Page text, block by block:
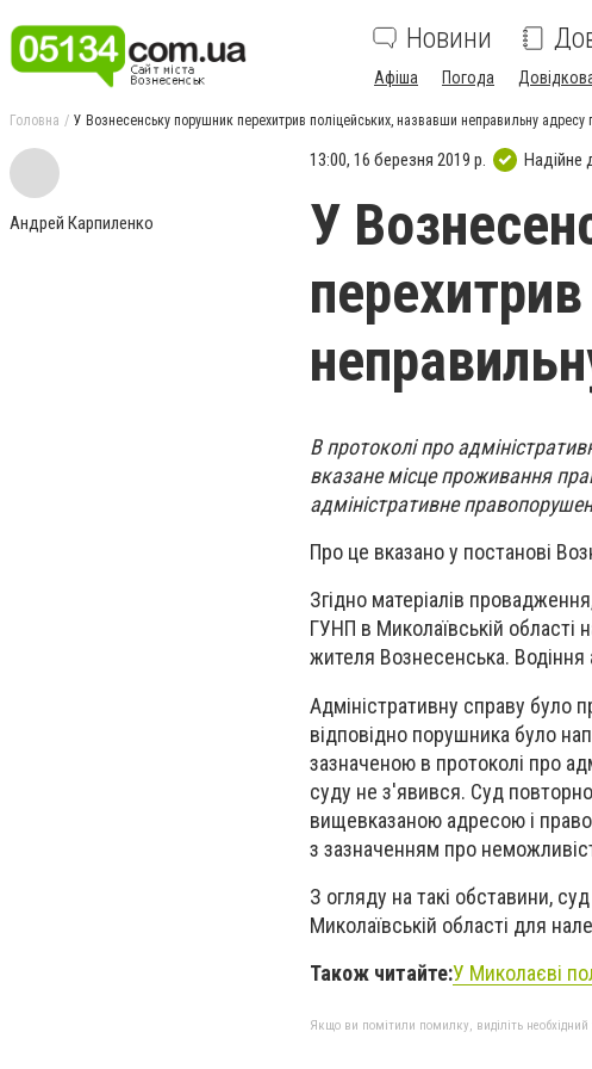
Новини
Афіша Погода
Головна У Вознесенську порушник перехитрив поліцейських, назвавши неправильну адресу
Андрей Карпиленко
13:00, 16 березня 2019 р. Надійне
У
В протоколі про
вказане місце проживання
адміністративне
Про це вказано у постанові
Згідно матеріалів
ГУНП в Миколаївській області
жителя Вознесенська. Водіння
Адміністративну справу було
відповідно порушника було
зазначеною в протоколі про
суду не з'явився. Суд
вищевказаною адресою і
з зазначенням про
З огляду на такі обставини, суд
Миколаївській області для
Також читайте:У Миколаєві
Якщо ви помітили помилку, виділіть